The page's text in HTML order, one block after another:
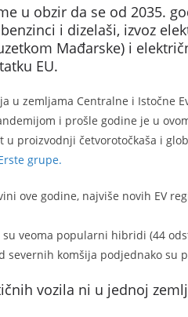
u obzir da se od 2035.
i dizelaši, izvoz
Mađarske) i
EU.
u zemljama Centralne i Istočne
i prošle godine je u
u proizvodnji četvorotočkaša i
grupe.
ove godine, najviše novih EV
su veoma popularni hibridi (44
severnih komšija podjednako su
vozila ni u jednoj